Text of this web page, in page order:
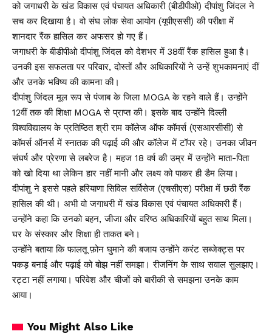
को जगाधरी के खंड विकास एवं पंचायत अधिकारी (बीडीपीओ) दीपांशु जिंदल ने
सच कर दिखाया है। वो संघ लोक सेवा आयोग (यूपीएससी) की परीक्षा में
शानदार रैंक हासिल कर अफसर हो गए हैं।
जगाधरी के बीडीपीओ दीपांशु जिंदल को देशभर में 38वीं रैंक हासिल हुआ है।
उनकी इस सफलता पर परिवार, दोस्तों और अधिकारियों ने उन्हें शुभकामनाएं दीं
और उनके भविष्य की कामना की।
दीपांशु जिंदल मूल रूप से पंजाब के जिला MOGA के रहने वाले हैं। उन्होंने
12वीं तक की शिक्षा MOGA से प्राप्त की। इसके बाद उन्होंने दिल्ली
विश्वविद्यालय के प्रतिष्ठित श्री राम कॉलेज ऑफ कॉमर्स (एसआरसीसी) से
कॉमर्स ऑनर्स में स्नातक की पढ़ाई की और कॉलेज में टॉपर रहे। उनका जीवन
संघर्ष और प्रेरणा से लबरेज है। महज 18 वर्ष की उम्र में उन्होंने माता-पिता
को खो दिया था लेकिन हार नहीं मानी और लक्ष्य को पाकर ही डैम लिया।
दीपांशु ने इससे पहले हरियाणा सिविल सर्विसेज (एचसीएस) परीक्षा में छठी रैंक
हासिल की थी। अभी वो जगाधरी में खंड विकास एवं पंचायत अधिकारी हैं।
उन्होंने कहा कि उनको बहन, जीजा और वरिष्ठ अधिकारियों बहुत साथ मिला।
घर के संस्कार और शिक्षा ही ताकत बने।
उन्होंने बताया कि फालतू फ़ोन घुमाने की बजाय उन्होंने करंट सब्जेक्ट्स पर
पकड़ बनाई और पढ़ाई को बोझ नहीं समझा। रीजनिंग के साथ सवाल सुलझाए।
रट्टा नहीं लगाया। परिवेश और चीजों को बारीकी से समझना उनके काम
आया।
You Might Also Like